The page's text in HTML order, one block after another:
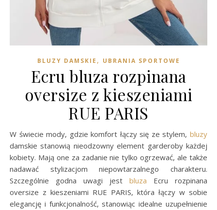
BLUZY DAMSKIE , UBRANIA SPORTOWE
Ecru bluza rozpinana
oversize z kieszeniami
RUE PARIS
W świecie mody, gdzie komfort łączy się ze stylem, bluzy
damskie stanowią nieodzowny element garderoby każdej
kobiety. Mają one za zadanie nie tylko ogrzewać, ale także
nadawać stylizacjom niepowtarzalnego charakteru.
Szczególnie godna uwagi jest bluza Ecru rozpinana
oversize z kieszeniami RUE PARIS, która łączy w sobie
elegancję i funkcjonalność, stanowiąc idealne uzupełnienie